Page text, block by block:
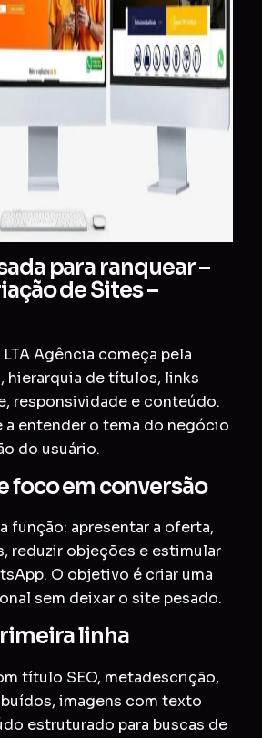
para ranquear –
de Sites –
Agência começa pela
hierarquia de títulos, links
responsividade e conteúdo.
a entender o tema do negócio
do usuário.
foco em conversão
função: apresentar a oferta,
reduzir objeções e estimular
O objetivo é criar uma
sem deixar o site pesado.
linha
título SEO, metadescrição,
imagens com texto
estruturado para buscas de